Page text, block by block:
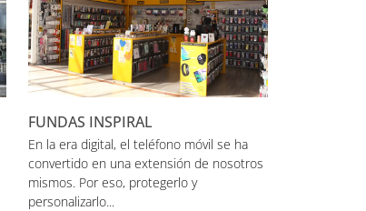
FUNDAS INSPIRAL
En la era digital, el teléfono móvil se ha
convertido en una extensión de nosotros
mismos. Por eso, protegerlo y
personalizarlo...